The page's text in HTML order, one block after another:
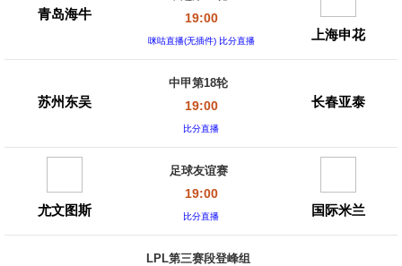
青岛海牛 19:00
咪咕直播(无插件) 比分直播 上海申花
苏州东吴
中甲第18轮
19:00
比分直播
长春亚泰
尤文图斯
足球友谊赛
19:00
比分直播 国际米兰
LPL第三赛段登峰组